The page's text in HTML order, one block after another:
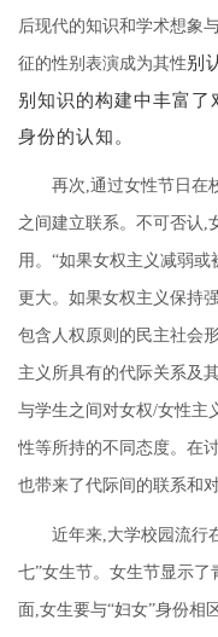
后现代的知识和学术想象
征的性别表演成为其性别
别知识的构建中丰富了
身份的认知。
再次,通过女性节日在
之间建立联系。不可否认 ,
用。 “如果女权主义减弱或
更大。如果女权主义保持
包含人权原则的民主社会形
主义所具有的代际关系及
与学生之间对女权/女性主
性等所持的不同态度。在
也带来了代际间的联系和
近年来,大学校园流行
七”女生节。女生节显示了
面,女生要与“妇女”身份相